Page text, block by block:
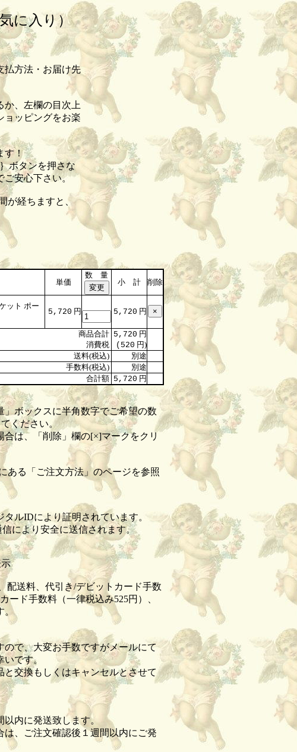
に入り）
払方法・お届け先
か、左欄の目次上
ョッピングをお楽
す！
ボタンを押さな
ご安心下さい。
が経ちますと、
単価
数 量
小 計
削除
ット ポー
5,720 円 5,720 円
商品合計
消費税
5,720 円
(520 円)
送料(税込)
別途
手数料(税込)
別途
合計額 5,720 円
」ボックスに半角数字でご希望の数
ください。
合は、「削除」欄の[×]マークをクリ
ある「ご注文方法」のページを参照
ルIDにより証明されています。
により安全に送信されます。
配送料、代引き/デビットカード手数
ード手数料（一律税込み525円）、
。
で、大変お手数ですがメールにて
です。
交換もしくはキャンセルとさせて
内に発送致します。
、ご注文確認後１週間以内にご発